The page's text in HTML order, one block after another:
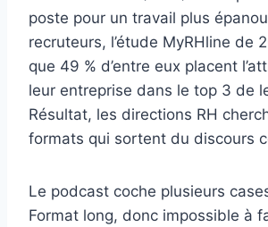
poste pour un travail plus
recruteurs, l’étude MyRHline de
que 49 % d’entre eux placent
leur entreprise dans le top 3 de
Résultat, les directions RH
formats qui sortent du discours
Le podcast coche plusieurs
Format long, donc impossible à